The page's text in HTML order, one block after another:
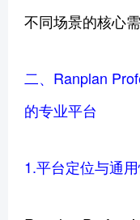
不同场景的核心需
二、Ranplan
的专业平台
1.平台定位与通